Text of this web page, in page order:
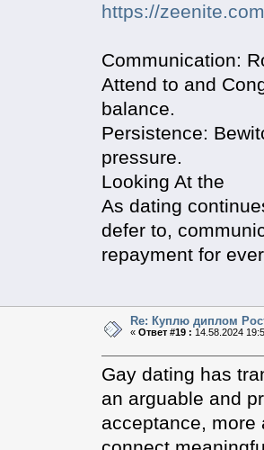
https://
Communication:
Attend to and
balance.
Persistence:
pressure.
Looking At the
As dating
defer to,
repayment for
Re: Куплю диплом
«Ответ #19 : 14.58.2024
Gay dating has
an arguable and
acceptance, more